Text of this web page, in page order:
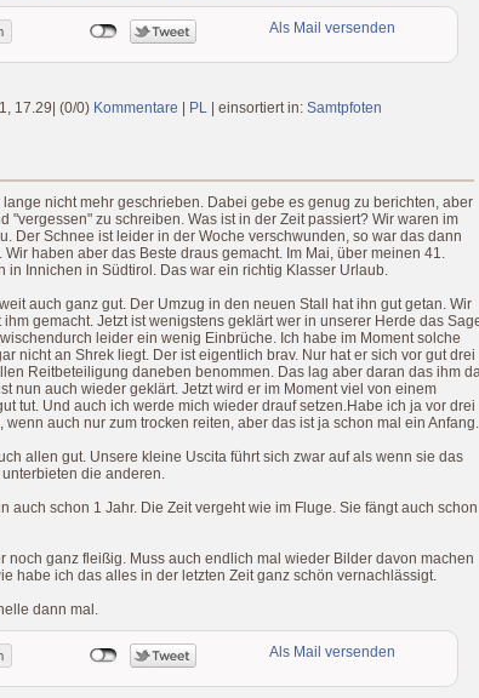
Als Mail versenden
17.29 (0/0) Kommentare PL einsortiert in: Samtpfoten
nicht mehr geschrieben. Dabei gebe es genug zu berichten, aber
"vergessen" zu schreiben. Was ist in der Zeit passiert? Wir waren im
Der Schnee ist leider in der Woche verschwunden, so war das dann
haben aber das Beste draus gemacht. Im Mai, über meinen 41.
in Innichen in Südtirol. Das war ein richtig Klasser Urlaub.
auch ganz gut. Der Umzug in den neuen Stall hat ihn gut getan. Wir
gemacht. Jetzt ist wenigstens geklärt wer in unserer Herde das
leider ein wenig Einbrüche. Ich habe im Moment solche
nicht an Shrek liegt. Der ist eigentlich brav. Nur hat er sich vor gut drei
Reitbeteiligung daneben benommen. Das lag aber daran das ihm
nun auch wieder geklärt. Jetzt wird er im Moment viel von einem
tut. Und auch ich werde mich wieder drauf setzen.Habe ich ja vor drei
wenn auch nur zum trocken reiten, aber das ist ja schon mal ein Anfang.
allen gut. Unsere kleine Uscita führt sich zwar auf als wenn sie das
die anderen.
auch schon 1 Jahr. Die Zeit vergeht wie im Fluge. Sie fängt auch schon
noch ganz fleißig. Muss auch endlich mal wieder Bilder davon machen
habe ich das alles in der letzten Zeit ganz schön vernachlässigt.
dann mal.
Als Mail versenden